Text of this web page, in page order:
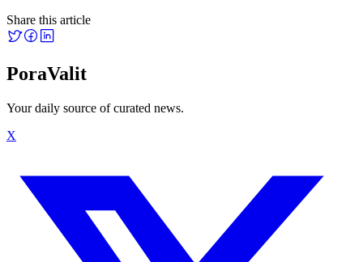
Share this article
PoraValit
Your daily source of curated news.
X